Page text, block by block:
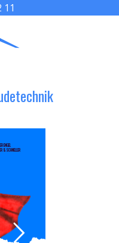
11
ENGEL
& SCHNELLER